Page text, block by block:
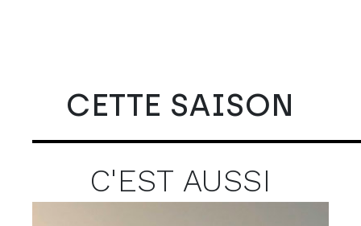
CETTE SAISON
C'EST AUSSI